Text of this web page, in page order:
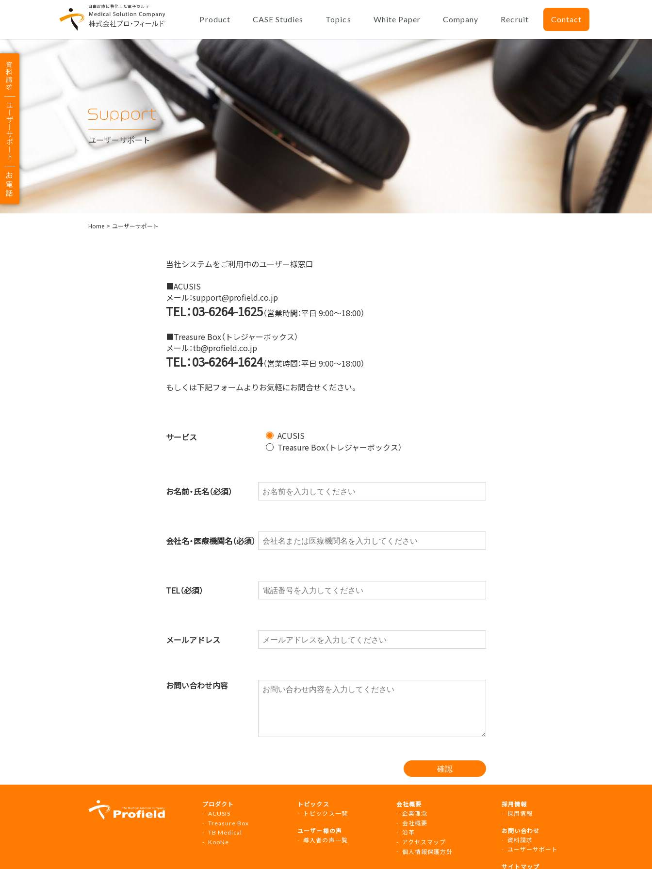
自由診療に特化した電子カルテ
Solution
株
式
会
navigation
Product CASE Studies Topics White Paper Company Recruit Contact
Support
|
ユーザーサポート
Home ユーザーサポート
当社システムをご利用中のユーザー様窓口
■ACUSIS
メール：support@profield.co.jp
TEL：03-6264-1625（営業時間：平日 9:00～18:00）
■Treasure Box（トレジャーボックス）
メール：tb@profield.co.jp
TEL：03-6264-1624（営業時間：平日 9:00～18:00）
もしくは下記フォームよりお気軽にお問合せください。
サービス
ACUSIS
Treasure Box（トレジャーボックス）
お名前・氏名（必須）
会社名・医療機関名（必須）
TEL（必須）
メールアドレス
お問い合わせ内容
footer
navigation
プロダクト
ACUSIS
Treasure Box
TB Medical
KooNe
トピックス
トピックス一覧
ユーザー様の声
導入者の声一覧
会社概要
企業理念
会社概要
沿革
アクセスマップ
個人情報保護方針
採用情報
採用情報
お問い合わせ
資料請求
ユーザーサポート
サイトマップ